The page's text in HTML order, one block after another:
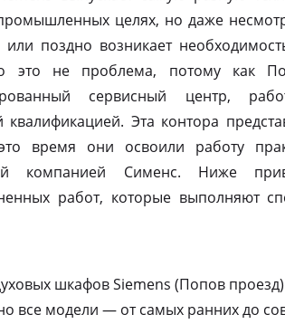
целях, но даже
поздно возникает
это не проблема, потому как
сервисный центр,
квалификацией. Эта контора
время они освоили работу
компанией Сименс. Ниже
работ, которые выполняют
шкафов Siemens (Попов
все модели — от самых ранних до